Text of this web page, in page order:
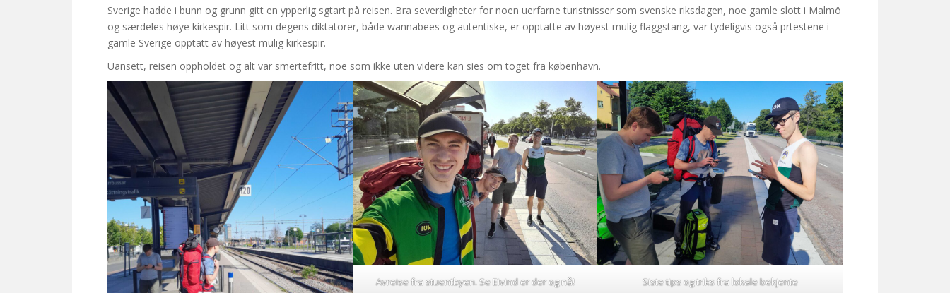
Sverige hadde i bunn og grunn gitt en ypperlig sgtart på reisen. Bra severdigheter for noen uerfarne turistnisser som svenske riksdagen, noe gamle slott i Malmö
og særdeles høye kirkespir. Litt som degens diktatorer, både wannabees og autentiske, er opptatte av høyest mulig flaggstang, var tydeligvis også prtestene i
gamle Sverige opptatt av høyest mulig kirkespir.
Uansett, reisen oppholdet og alt var smertefritt, noe som ikke uten videre kan sies om toget fra københavn.
Avreise fra stuentbyen. Se Eivind er der og nå! Siste tips og triks fra lokale bekjente